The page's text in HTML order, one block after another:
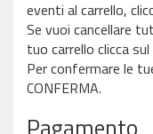
eventi al carrello,
Se vuoi cancellare
tuo carrello clicca
Per confermare le
CONFERMA.